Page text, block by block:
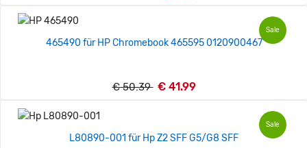
Sale
465490 für HP Chromebook 465595 0120900467
€ 50.39 € 41.99
Sale
L80890-001 für Hp Z2 SFF G5/G8 SFF